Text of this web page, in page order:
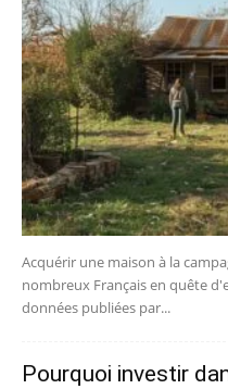
Acquérir une maison à la
nombreux Français en quête
données publiées par...
Pourquoi investir